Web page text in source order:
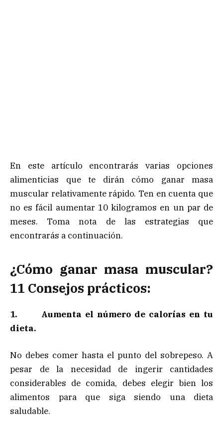
En este artículo encontrarás varias opciones
alimenticias que te dirán cómo ganar masa
muscular relativamente rápido. Ten en cuenta que
no es fácil aumentar 10 kilogramos en un par de
meses. Toma nota de las estrategias que
encontrarás a continuación.
¿Cómo ganar masa muscular?
11 Consejos prácticos:
1. Aumenta el número de calorías en tu
dieta.
No debes comer hasta el punto del sobrepeso. A
pesar de la necesidad de ingerir cantidades
considerables de comida, debes elegir bien los
alimentos para que siga siendo una dieta
saludable.